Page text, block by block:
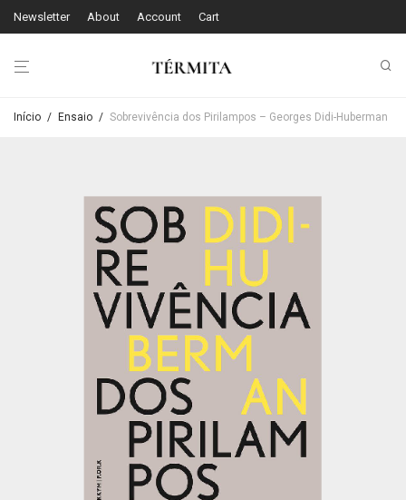
Newsletter About Account Cart
Início / Ensaio / Sobrevivência dos Pirilampos – Georges Didi-Huberman